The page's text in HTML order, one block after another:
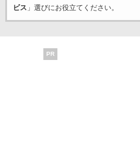
ビス 」選びにお役立てください。
PR